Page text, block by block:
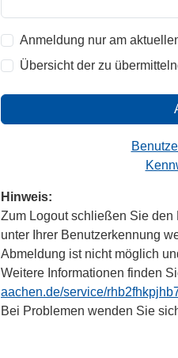
Anmeldung nur am
Übersicht der zu
Hinweis:
Zum Logout schließen Sie den
unter Ihrer Benutzerkennung
Abmeldung ist nicht möglich
Weitere Informationen finden
aachen.de/service/
Bei Problemen wenden Sie